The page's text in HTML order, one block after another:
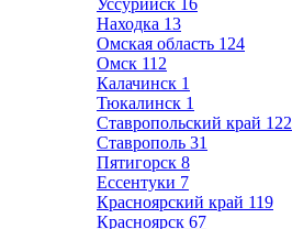
Уссурийск
16
Находка 13
Омская область 124
Омск 112
Калачинск 1
Тюкалинск 1
Ставропольский край 122
Ставрополь 31
Пятигорск 8
Ессентуки 7
Красноярский край 119
Красноярск 67